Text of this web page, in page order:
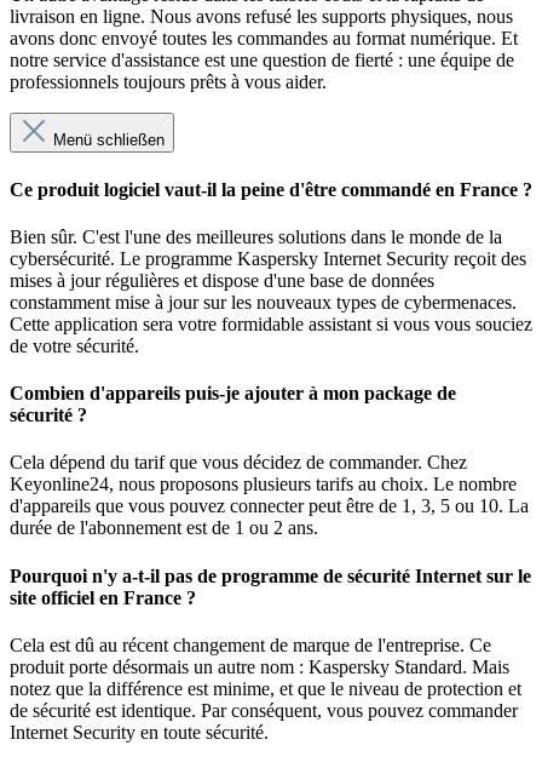
livraison en ligne. Nous avons refusé les supports physiques, nous
avons donc envoyé toutes les commandes au format numérique. Et
notre service d'assistance est une question de fierté : une équipe de
professionnels toujours prêts à vous aider.
Menü schließen
Ce produit logiciel vaut-il la peine d'être commandé en France ?
Bien sûr. C'est l'une des meilleures solutions dans le monde de la
cybersécurité. Le programme Kaspersky Internet Security reçoit des
mises à jour régulières et dispose d'une base de données
constamment mise à jour sur les nouveaux types de cybermenaces.
Cette application sera votre formidable assistant si vous vous souciez
de votre sécurité.
Combien d'appareils puis-je ajouter à mon package de
sécurité ?
Cela dépend du tarif que vous décidez de commander. Chez
Keyonline24, nous proposons plusieurs tarifs au choix. Le nombre
d'appareils que vous pouvez connecter peut être de 1, 3, 5 ou 10. La
durée de l'abonnement est de 1 ou 2 ans.
Pourquoi n'y a-t-il pas de programme de sécurité Internet sur le
site officiel en France ?
Cela est dû au récent changement de marque de l'entreprise. Ce
produit porte désormais un autre nom : Kaspersky Standard. Mais
notez que la différence est minime, et que le niveau de protection et
de sécurité est identique. Par conséquent, vous pouvez commander
Internet Security en toute sécurité.